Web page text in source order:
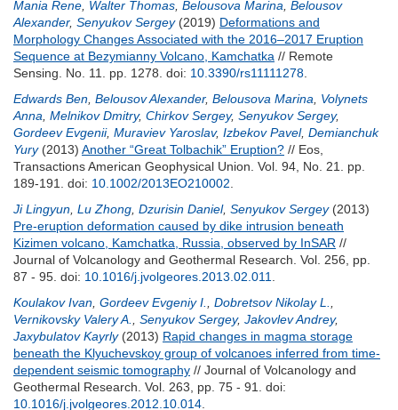
Mania Rene Walter Thomas Belousova Marina Belousov
Alexander, Senyukov Sergey(2019) Deformations and
Morphology Changes Associated with the 2016–2017 Eruption
Sequence at Bezymianny Volcano, Kamchatka // Remote
Sensing. No. 11. pp. 1278. doi: 10.3390/rs11111278
Edwards Ben Belousov Alexander, Belousova Marina
Volynets
Anna Melnikov Dmitry, Chirkov Sergey, Senyukov Sergey,
Gordeev Evgenii, Muraviev Yaroslav, Izbekov Pavel, Demianchuk
Yury(2013) Another “Great Tolbachik” Eruption? // Eos,
Transactions American Geophysical Union. Vol. 94, No. 21. pp.
189-191. doi: 10.1002/2013EO210002
Ji Lingyun Lu Zhong Dzurisin Daniel, Senyukov Sergey(2013)
Pre-eruption deformation caused by dike intrusion beneath
Kizimen volcano, Kamchatka, Russia, observed by InSAR //
Journal of Volcanology and Geothermal Research. Vol. 256, pp.
87 - 95. doi: 10.1016/j.jvolgeores.2013.02.011
Koulakov Ivan Gordeev Evgeniy I. Dobretsov Nikolay L.
Vernikovsky Valery A.
Senyukov Sergey, Jakovlev Andrey,
Jaxybulatov Kayrly(2013) Rapid changes in magma storage
beneath the Klyuchevskoy group of volcanoes inferred from time-
dependent seismic tomography // Journal of Volcanology and
Geothermal Research. Vol. 263, pp. 75 - 91. doi:
10.1016/j.jvolgeores.2012.10.014